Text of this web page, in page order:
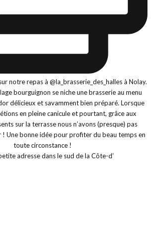
adresse dans le sud de la Côte-d’